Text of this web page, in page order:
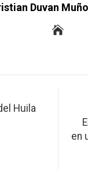
Duvan
Huila
en